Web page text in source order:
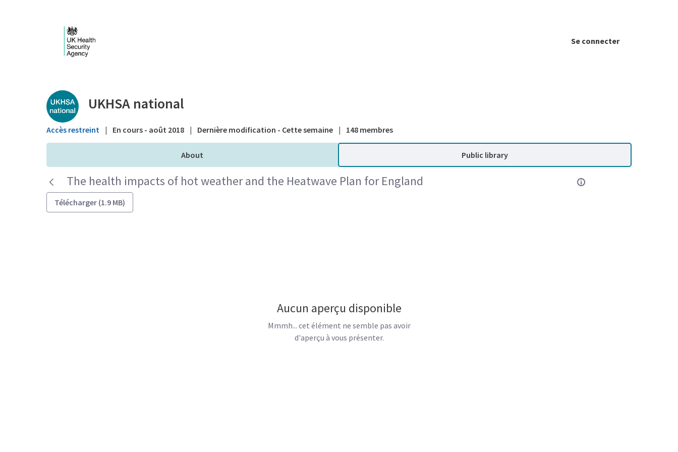
Se connecter
Public library - UKHSA national
UKHSA national
Accès restreint | En cours - août 2018 | Dernière modification - Cette semaine | 148 membres
About Public library
The health impacts of hot weather and the Heatwave Plan for England
Télécharger (1.9 MB)
Aucun aperçu disponible
Mmmh... cet élément ne semble pas avoir
d'aperçu à vous présenter.